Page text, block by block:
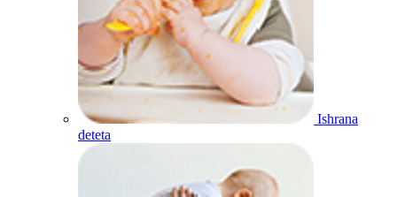
Ishrana
deteta